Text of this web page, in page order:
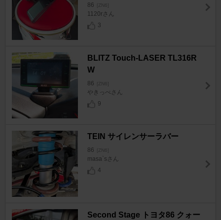
86 [ZN6]
1120rさん
3
BLITZ Touch-LASER TL316R
W
86 [ZN6]
やきっぺさん
9
TEIN サイレンサーラバー
86 [ZN6]
masa`sさん
4
Second Stage トヨタ86 クォー